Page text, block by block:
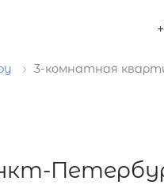
3-комнатная